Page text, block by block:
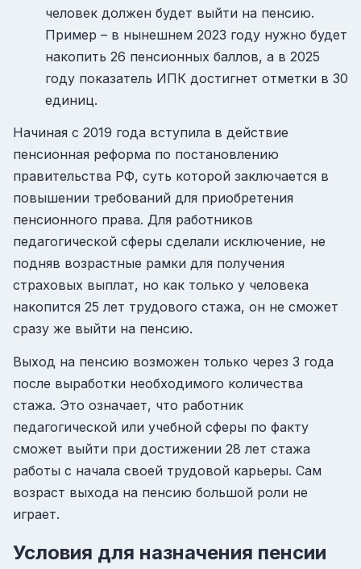
человек должен будет выйти на пенсию.
Пример – в нынешнем 2023 году нужно будет
накопить 26 пенсионных баллов, а в 2025
году показатель ИПК достигнет отметки в 30
единиц.
Начиная с 2019 года вступила в действие
пенсионная реформа по постановлению
правительства РФ, суть которой заключается в
повышении требований для приобретения
пенсионного права. Для работников
педагогической сферы сделали исключение, не
подняв возрастные рамки для получения
страховых выплат, но как только у человека
накопится 25 лет трудового стажа, он не сможет
сразу же выйти на пенсию.
Выход на пенсию возможен только через 3 года
после выработки необходимого количества
стажа. Это означает, что работник
педагогической или учебной сферы по факту
сможет выйти при достижении 28 лет стажа
работы с начала своей трудовой карьеры. Сам
возраст выхода на пенсию большой роли не
играет.
Условия для назначения пенсии